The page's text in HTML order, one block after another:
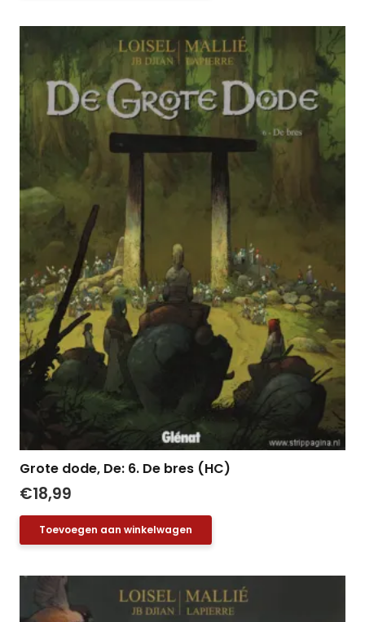
Grote dode, De: 6. De bres (HC)
€18,99
Toevoegen aan winkelwagen